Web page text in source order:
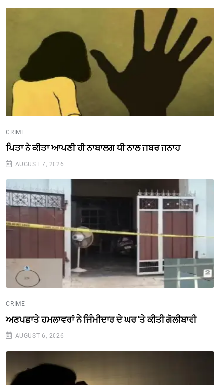
CRIME
ਪਿਤਾ ਨੇ ਕੀਤਾ ਆਪਣੀ ਹੀ ਨਾਬਾਲਗ ਧੀ ਨਾਲ ਜਬਰ ਜਨਾਹ
AUGUST 7, 2026
CRIME
ਅਣਪਛਾਤੇ ਹਮਲਾਵਰਾਂ ਨੇ ਜਿੰਮੀਦਾਰ ਦੇ ਘਰ 'ਤੇ ਕੀਤੀ ਗੋਲੀਬਾਰੀ
AUGUST 6, 2026